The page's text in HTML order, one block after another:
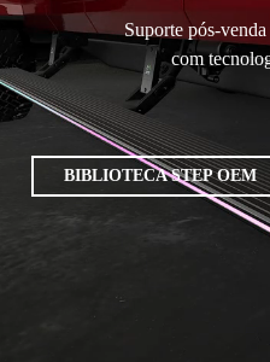
Suporte pós-
com
BIBLIOTECA STEP OEM